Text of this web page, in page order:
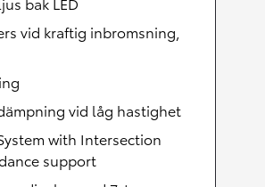
vid kraftig inbromsning,
vid låg hastighet
with Intersection
support